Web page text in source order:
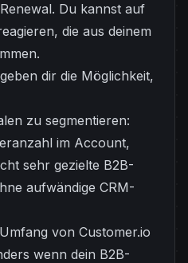
Du kannst auf
die aus deinem
dir die Möglichkeit,
zu segmentieren:
im Account,
sehr gezielte B2B-
aufwändige CRM-
von Customer.io
wenn dein B2B-